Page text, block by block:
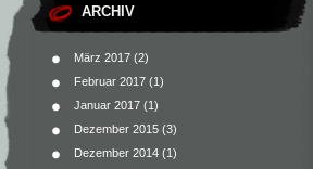
ARCHIV
März 2017 (2)
Februar 2017 (1)
Januar 2017 (1)
Dezember 2015 (3)
Dezember 2014 (1)